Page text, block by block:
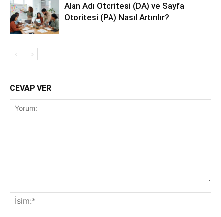
Alan Adı Otoritesi (DA) ve Sayfa
Otoritesi (PA) Nasıl Artırılır?
CEVAP VER